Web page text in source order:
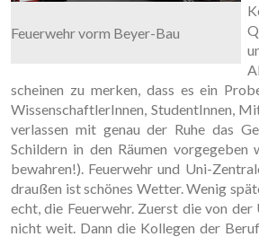
Feuerwehr vorm Beyer-Bau
scheinen zu merken, dass es ein
WissenschaftlerInnen, StudentInnen,
verlassen mit genau der Ruhe das
Schildern in den Räumen vorgegeben
bewahren!). Feuerwehr und Uni-
draußen ist schönes Wetter. Wenig
echt, die Feuerwehr. Zuerst die von der
nicht weit. Dann die Kollegen der